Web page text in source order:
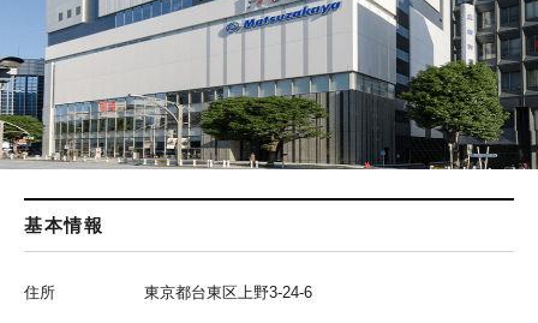
基本情報
住所 東京都台東区上野3-24-6